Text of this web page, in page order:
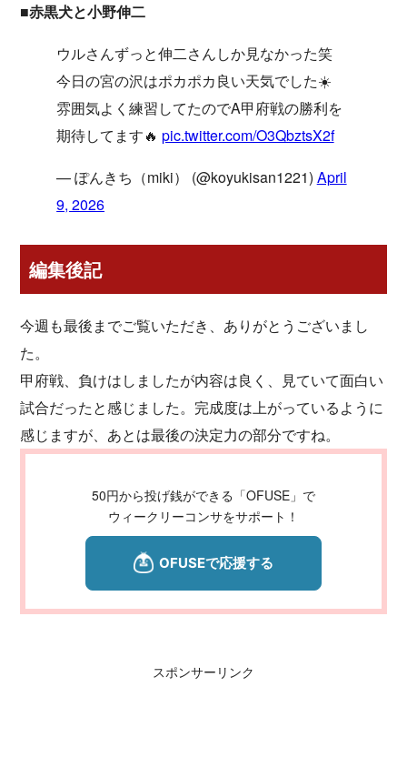
■赤黒犬と小野伸二
ウルさんずっと伸二さんしか見なかった笑
今日の宮の沢はポカポカ良い天気でした☀️
雰囲気よく練習してたのでA甲府戦の勝利を
期待してます🔥pic.twitter.com/O3QbztsX2f
— ぽんきち（miki） (@koyukisan1221) April
9, 2026
編集後記
今週も最後までご覧いただき、ありがとうございまし
た。
甲府戦、負けはしましたが内容は良く、見ていて面白い
試合だったと感じました。完成度は上がっているように
感じますが、あとは最後の決定力の部分ですね。
50円から投げ銭ができる「OFUSE」で
ウィークリーコンサをサポート！
スポンサーリンク